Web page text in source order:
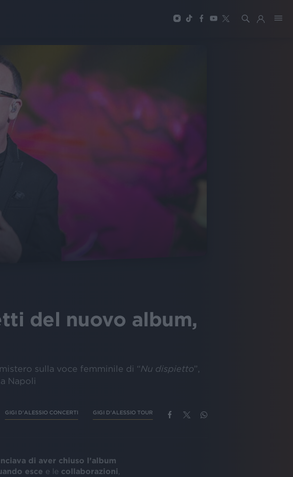
del nuovo album,
sulla voce femminile di “Nu dispietto”,
Napoli
GIGI D'ALESSIO CONCERTI GIGI D'ALESSIO TOUR
di aver chiuso l’album
esce e le collaborazioni